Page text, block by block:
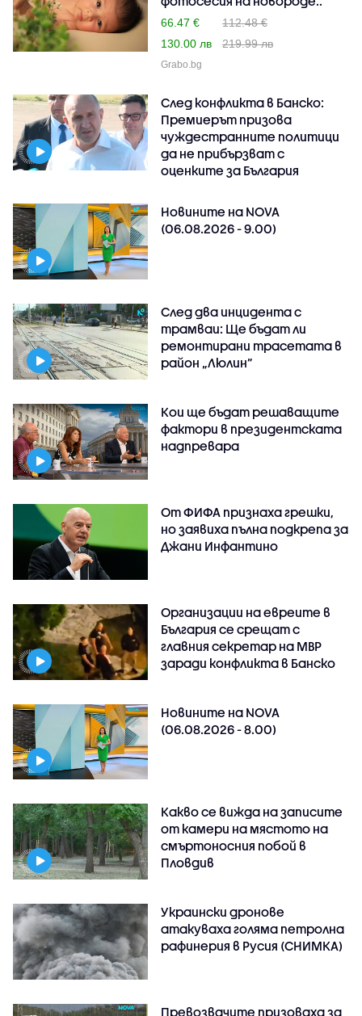
66.47 €
112.48 €
130.00 лв
219.99 лв
Grabo.bg
След конфликта в Банско:
Премиерът призова
чуждестранните политици
да не прибързват с
оценките за България
Новините на NOVA
(06.08.2026 - 9.00)
След два инцидента с
трамваи: Ще бъдат ли
ремонтирани трасетата в
район „Люлин”
Кои ще бъдат решаващите
фактори в президентската
надпревара
От ФИФА признаха грешки,
но заявиха пълна подкрепа за
Джани Инфантино
Организации на евреите в
България се срещат с
главния секретар на МВР
заради конфликта в Банско
Новините на NOVA
(06.08.2026 - 8.00)
Какво се вижда на записите
от камери на мястото на
смъртоносния побой в
Пловдив
Украински дронове
атакуваха голяма петролна
рафинерия в Русия (СНИМКА)
Превозвачите призоваха за